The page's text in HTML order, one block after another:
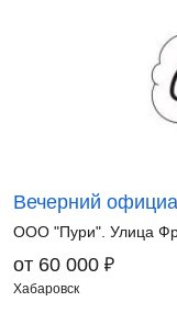
Вечерний
ООО "Пури". Улица
от 60 000 ₽
Хабаровск